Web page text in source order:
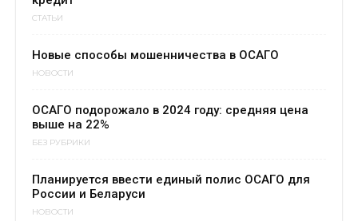
СТАТЬИ
Новые способы мошенничества в ОСАГО
НОВОСТИ
ОСАГО подорожало в 2024 году: средняя цена
выше на 22%
БЕЗ РУБРИКИ
Планируется ввести единый полис ОСАГО для
России и Беларуси
НОВОСТИ